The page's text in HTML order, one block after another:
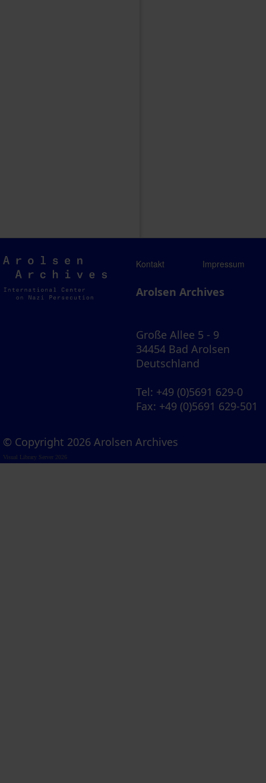
Arolsen
Archives
Kontakt Impressum
Arolsen Archives
Große Allee 5 - 9
34454 Bad Arolsen
Deutschland
Tel: +49 (0)5691 629-0
Fax: +49 (0)5691 629-501
© Copyright 2026 Arolsen Archives
Visual Library Server 2026